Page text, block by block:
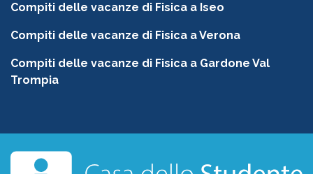
Compiti delle vacanze di Fisica a Iseo
Compiti delle vacanze di Fisica a Verona
Compiti delle vacanze di Fisica a Gardone Val
Trompia